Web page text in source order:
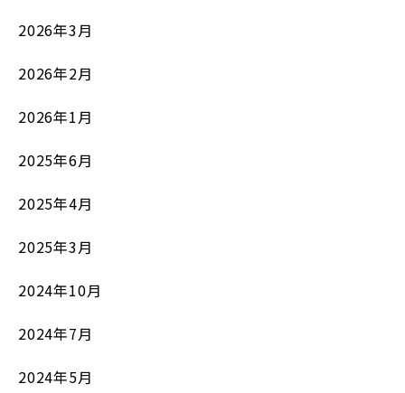
2026年3月
2026年2月
2026年1月
2025年6月
2025年4月
2025年3月
2024年10月
2024年7月
2024年5月